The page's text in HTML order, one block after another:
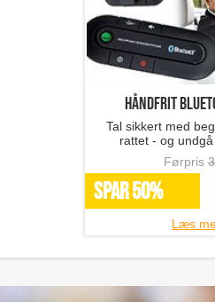
Håndfrit
Tal sikkert med
rattet - og
Førpris
SPAR 50%
Læs